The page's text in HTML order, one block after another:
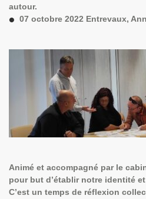
autour.
07 octobre 2022 Entrevaux,
Animé et accompagné par le
pour but d’établir notre identité
C’est un temps de réflexion